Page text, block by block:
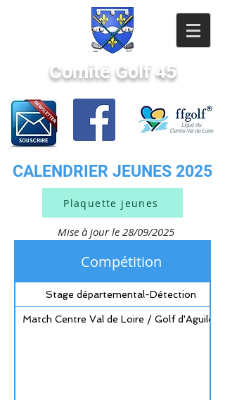
Comité Golf 45
CALENDRIER JEUNES 2025
Plaquette jeunes
Mise à jour le 28/09/2025
Compétition
Stage départemental-Détection
Match Centre Val de Loire / Golf d'Aguilon